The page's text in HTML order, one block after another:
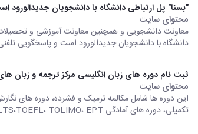
"بسنا" پل ارتباطی دانشگاه با دانشجویان جدیدالورود است/
محتوای سایت
معاونت دانشجویی و همچنین معاونت آموزشی و تحصیلات
دانشگاه با دانشجویان جدیدالورود است و پاسخگویی
ثبت نام دوره های زبان انگلیسی مرکز ترجمه و زبان
محتوای سایت
این دوره ها شامل مکالمه ترمیک و فشرده، دوره های
تکمیلی، دوره های آمادگی MSRT، IELTS،TOEFL، TOLIMO، EPT و.... می باشد.